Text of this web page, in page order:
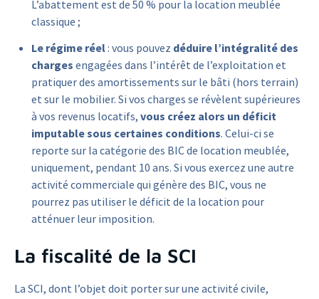
L’abattement est de 50 % pour la location meublée
classique ;
Le régime réel: vous pouvez déduire l’intégralité des
charges engagées dans l’intérêt de l’exploitation et
pratiquer des amortissements sur le bâti (hors terrain)
et sur le mobilier. Si vos charges se révèlent supérieures
à vos revenus locatifs, vous créez alors un déficit
imputable sous certaines conditions. Celui-ci se
reporte sur la catégorie des BIC de location meublée,
uniquement, pendant 10 ans. Si vous exercez une autre
activité commerciale qui génère des BIC, vous ne
pourrez pas utiliser le déficit de la location pour
atténuer leur imposition.
La fiscalité de la SCI
La SCI, dont l’objet doit porter sur une activité civile,